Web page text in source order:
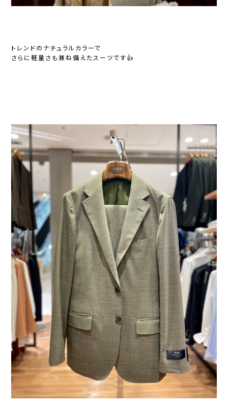
トレンドのナチュラルカラーで
さらに軽量さ も兼ね備えたスーツです👍